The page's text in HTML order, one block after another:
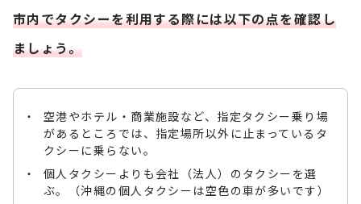
市内でタクシーを利用する際には以下の点を確認し
ましょう。
空港やホテル・商業施設など、指定タクシー乗り場
があるところでは、指定場所以外に止まっているタ
クシーに乗らない。
個人タクシーよりも会社（法人）のタクシーを選
ぶ。（沖縄の個人タクシーは空色の車が多いです）